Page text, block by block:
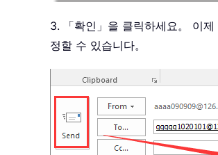
3. 「확인」을 클릭하세요。 이
정할 수 있습니다。